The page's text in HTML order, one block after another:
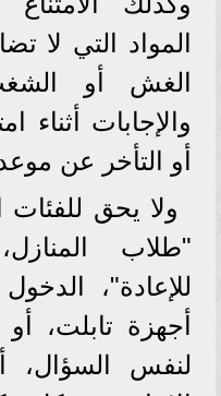
المواد التي لا
الغش أو
والإجابات أثناء
أو التأخر عن
ولا يحق للفئات
"طلاب
للإعادة"،
أجهزة تابلت،
لنفس السؤال،